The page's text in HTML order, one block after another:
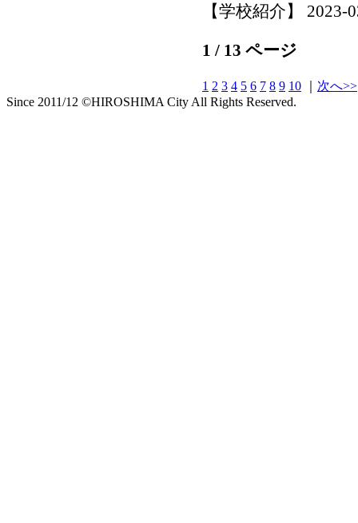
【学校紹介】 2023-
1 / 13 ページ
1 2 3 4 5 6 7 8 9 10
次へ>>
Since 2011/12 ©HIROSHIMA City All Rights Reserved.